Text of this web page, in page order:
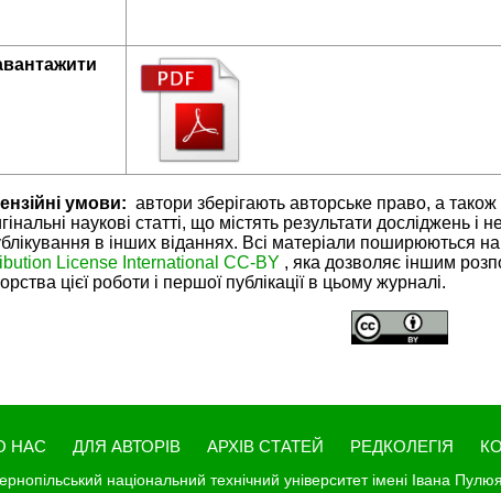
умови: автори зберігають авторське право, а
наукові статті, що містять результати досліджень і
в інших віданнях. Всі матеріали поширюються на
License International CC-BY , яка дозволяє іншим
цієї роботи і першої публікації в цьому журналі.
НАС ДЛЯ АВТОРІВ АРХІВ СТАТЕЙ РЕДКОЛЕГІЯ
національний технічний університет імені Івана Пулюя